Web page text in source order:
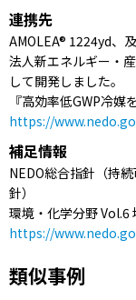
連携先
AMOLEA® 1224yd、
法人新エネルギー・
して開発しました。
『高効率低GWP冷媒
https://
補足情報
NEDO総合指針（持
針）
環境・化学分野 Vol.6
https://
類似事例